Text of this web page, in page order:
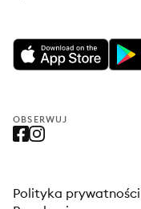
OBSERWUJ
Polityka prywatności